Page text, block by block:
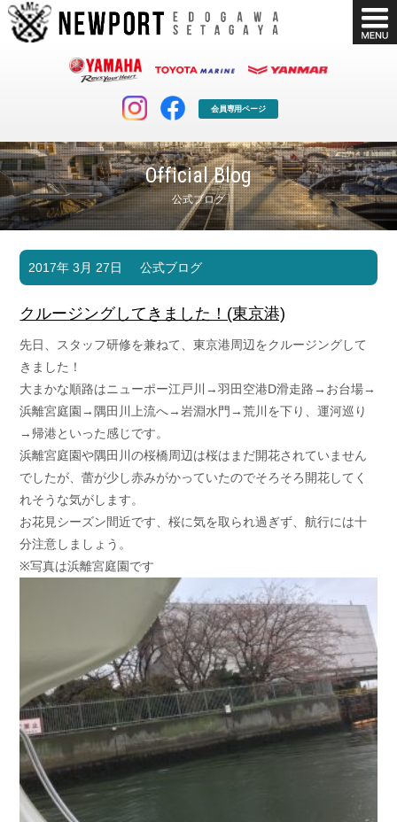
会員専用ページ
Official Blog
公式ブログ
マリンクラブ
マリンライフを堪能したい！
ボート販売
ボート免許
長年の実績と信頼！
シースタイル
Sea-Style
店舗情報
お問い合わせ
Contact us
会社概要
採用情報
Recruit
リンク集
2017年 3月 27日 公式ブログ
クルージングしてきました！(東京港)
先日、スタッフ研修を兼ねて、東京港周辺をクルージングして
きました！
大まかな順路はニューポー江戸川→羽田空港D滑走路→お台場→
浜離宮庭園→隅田川上流へ→岩淵水門→荒川を下り、運河巡り
→帰港といった感じです。
浜離宮庭園や隅田川の桜橋周辺は桜はまだ開花されていません
でしたが、蕾が少し赤みがかっていたのでそろそろ開花してく
れそうな気がします。
お花見シーズン間近です、桜に気を取られ過ぎず、航行には十
分注意しましょう。
※写真は浜離宮庭園です